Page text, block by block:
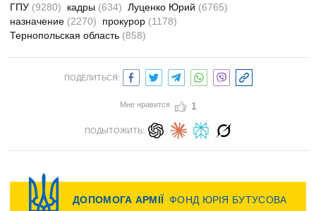
ГПУ (9280) кадры (634) Луценко Юрий (6765)
назначение (2270) прокурор (1178)
Тернопольская область (858)
ПОДЕЛИТЬСЯ:
Мне нравится 1
ПОДЫТОЖИТЬ: